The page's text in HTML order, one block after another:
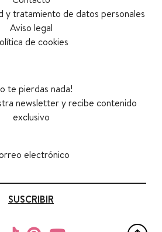
y tratamiento de datos personales
Aviso legal
de cookies
te pierdas nada!
newsletter y recibe contenido
exclusivo
electrónico
SUSCRIBIR